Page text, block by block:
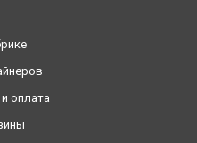
оплата